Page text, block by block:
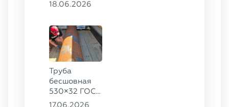
18.06.2026
Труба
бесшовная
530×32 ГОСТ
8732-78, ст.